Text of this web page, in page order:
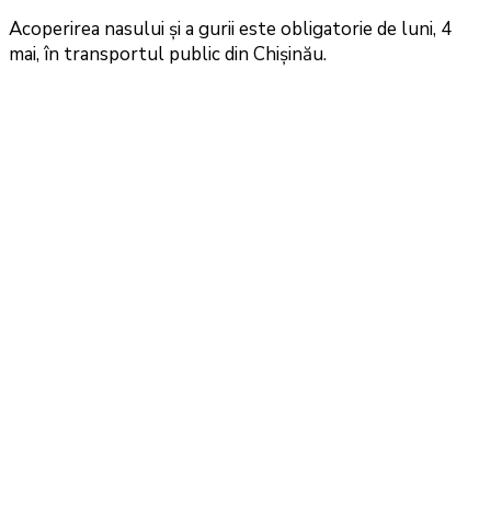
Acoperirea nasului și a gurii este obligatorie de luni, 4
mai, în transportul public din Chișinău.